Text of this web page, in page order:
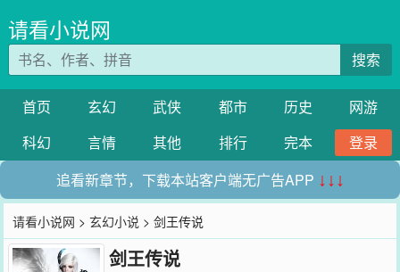
请看小说网
搜索
首页 玄幻 武侠 都市 历史
网游
科幻
言情 其他 排行 完本
登录
追看新章节，下载本站客户端无广告APP ↓↓↓
请看小说网 >玄幻小说 > 剑王传说
剑王传说